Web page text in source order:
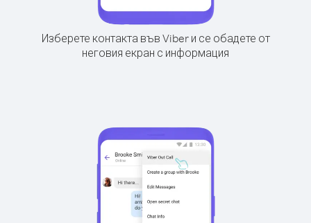
Изберете контакта във Viber и се обадете от
неговия екран с информация